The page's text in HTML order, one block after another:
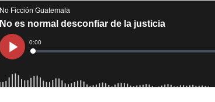
No Ficción Guatemala
No es normal desconfiar de la justicia
Play
Current
Time
0:00
Loaded: